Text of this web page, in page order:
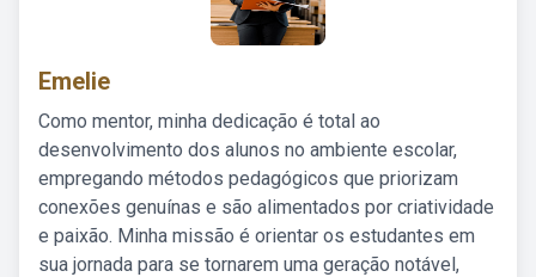
Emelie
Como mentor, minha dedicação é total ao
desenvolvimento dos alunos no ambiente escolar,
empregando métodos pedagógicos que priorizam
conexões genuínas e são alimentados por criatividade
e paixão. Minha missão é orientar os estudantes em
sua jornada para se tornarem uma geração notável,